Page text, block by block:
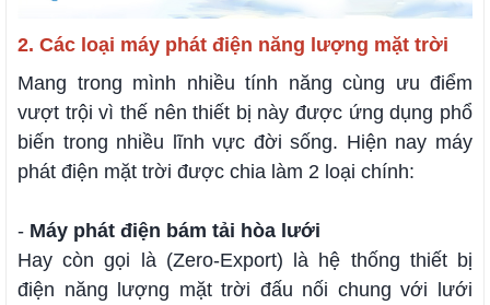
2. Các loại máy phát điện năng lượng mặt trời
Mang trong mình nhiều tính năng cùng ưu điểm
vượt trội vì thế nên thiết bị này được ứng dụng phổ
biến trong nhiều lĩnh vực đời sống. Hiện nay máy
phát điện mặt trời được chia làm 2 loại chính:
- Máy phát điện bám tải hòa lưới
Hay còn gọi là (Zero-Export) là hệ thống thiết bị
điện năng lượng mặt trời đấu nối chung với lưới